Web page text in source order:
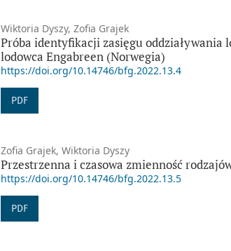
Wiktoria Dyszy, Zofia Grajek
Próba identyfikacji zasięgu oddziaływania
lodowca Engabreen (Norwegia)
https://doi.org/10.14746/bfg.2022.13.4
PDF
Zofia Grajek, Wiktoria Dyszy
Przestrzenna i czasowa zmienność
https://doi.org/10.14746/bfg.2022.13.5
PDF